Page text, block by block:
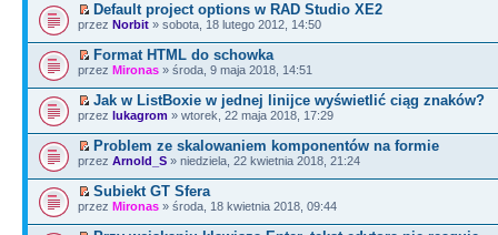
Default project options w RAD Studio XE2
przez Norbit » sobota, 18 lutego 2012, 14:50
Format HTML do schowka
przez Mironas » środa, 9 maja 2018, 14:51
Jak w ListBoxie w jednej linijce wyświetlić ciąg znaków?
przez lukagrom » wtorek, 22 maja 2018, 17:29
Problem ze skalowaniem komponentów na formie
przez Arnold_S » niedziela, 22 kwietnia 2018, 21:24
Subiekt GT Sfera
przez Mironas » środa, 18 kwietnia 2018, 09:44